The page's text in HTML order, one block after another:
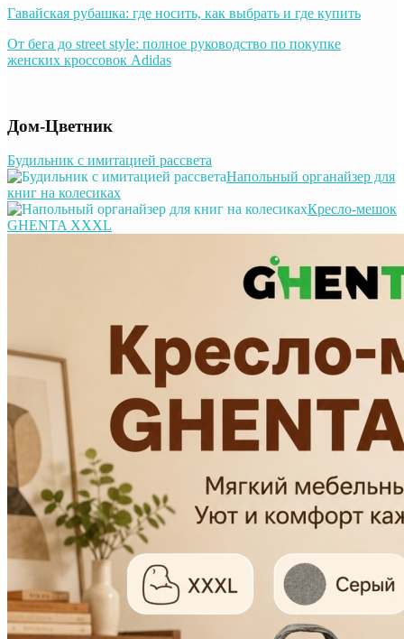
Гавайская рубашка: где носить, как выбрать и где купить
От бега до street style: полное руководство по покупке
женских кроссовок Adidas
Дом-Цветник
Будильник с имитацией рассвета
Напольный органайзер для
книг на колесиках
Кресло-мешок
GHENTA XXXL